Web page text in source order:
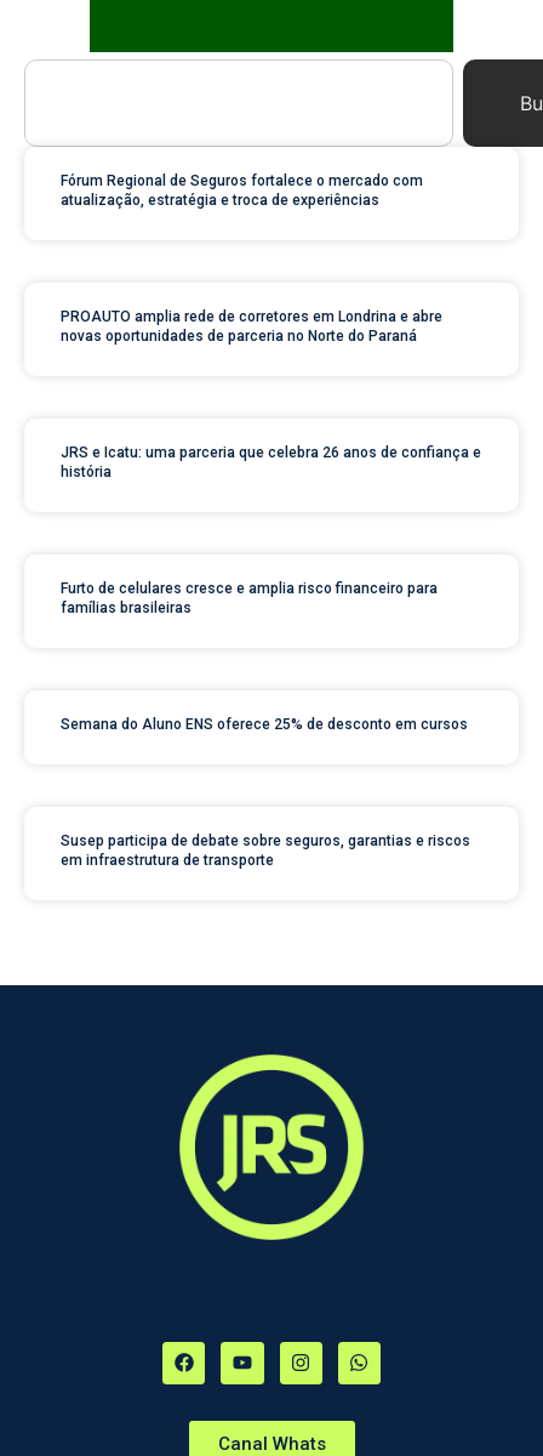
Fórum Regional de Seguros fortalece o mercado com
atualização, estratégia e troca de experiências
PROAUTO amplia rede de corretores em Londrina e abre
novas oportunidades de parceria no Norte do Paraná
JRS e Icatu: uma parceria que celebra 26 anos de confiança e
história
Furto de celulares cresce e amplia risco financeiro para
famílias brasileiras
Semana do Aluno ENS oferece 25% de desconto em cursos
Susep participa de debate sobre seguros, garantias e riscos
em infraestrutura de transporte
Canal Whats